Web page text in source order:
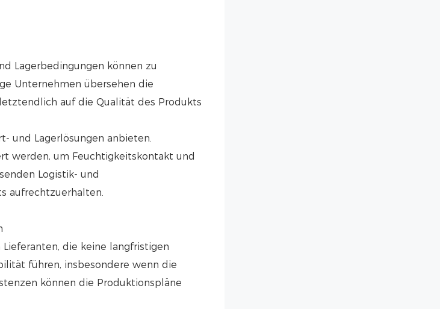
Lagerbedingungen können zu
Unternehmen übersehen die
auf die Qualität des Produkts
und Lagerlösungen anbieten.
werden, um Feuchtigkeitskontakt und
Logistik- und
aufrechtzuerhalten.
die keine langfristigen
führen, insbesondere wenn die
können die Produktionspläne